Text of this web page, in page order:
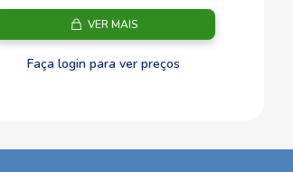
VER MAIS
Faça login para ver preços